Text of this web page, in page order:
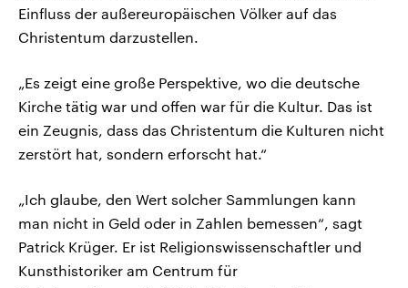
Einfluss der außereuropäischen Völker auf das
Christentum darzustellen.
„Es zeigt eine große Perspektive, wo die deutsche
Kirche tätig war und offen war für die Kultur. Das ist
ein Zeugnis, dass das Christentum die Kulturen nicht
zerstört hat, sondern erforscht hat.“
„Ich glaube, den Wert solcher Sammlungen kann
man nicht in Geld oder in Zahlen bemessen“, sagt
Patrick Krüger. Er ist Religionswissenschaftler und
Kunsthistoriker am Centrum für